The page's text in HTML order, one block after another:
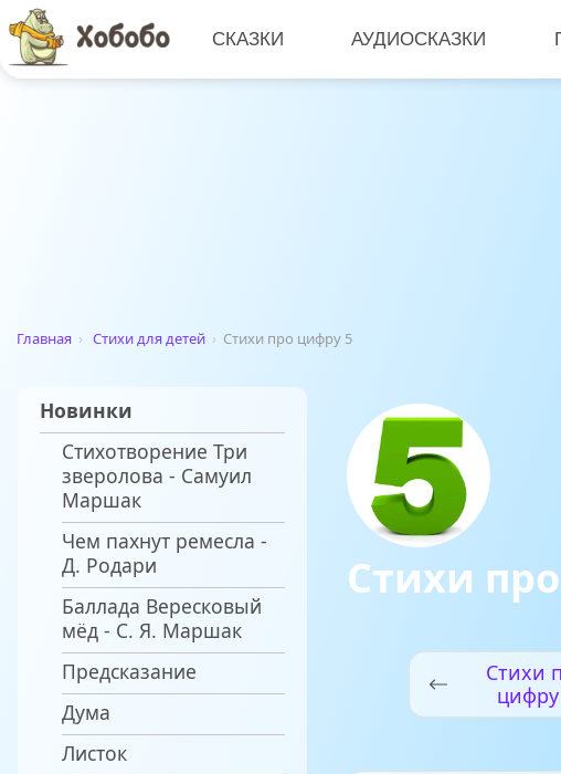
СКАЗКИ АУДИОСКАЗКИ
Главная › Стихи для детей › Стихи про цифру 5
Новинки
Стихотворение Три
зверолова - Самуил
Маршак
Чем пахнут ремесла -
Д. Родари
Баллада Вересковый
мёд - С. Я. Маршак
Предсказание
Дума
Листок
Стихи
Стихи